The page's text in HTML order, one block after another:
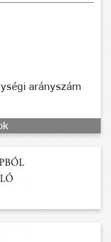
arányszám